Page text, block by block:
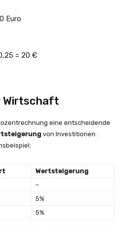
Euro
= 20 €
Wirtschaft
eine entscheidende
von Investitionen.
Wertsteigerung
–
5%
5%